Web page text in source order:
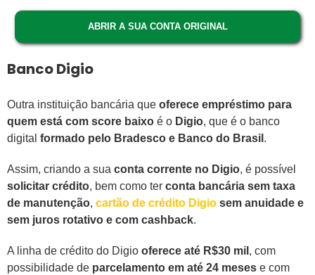
ABRIR A SUA CONTA ORIGINAL
Banco Digio
Outra instituição bancária que oferece empréstimo para
quem está com score baixo é o Digio, que é o banco
digital formado pelo Bradesco e Banco do Brasil .
Assim, criando a sua conta corrente no Digio, é possível
solicitar crédito, bem como ter conta bancária sem taxa
de manutenção, cartão de crédito Digio sem anuidade e
sem juros rotativo e com cashback.
A linha de crédito do Digio oferece até R$30 mil , com
possibilidade de parcelamento em até 24 meses e com